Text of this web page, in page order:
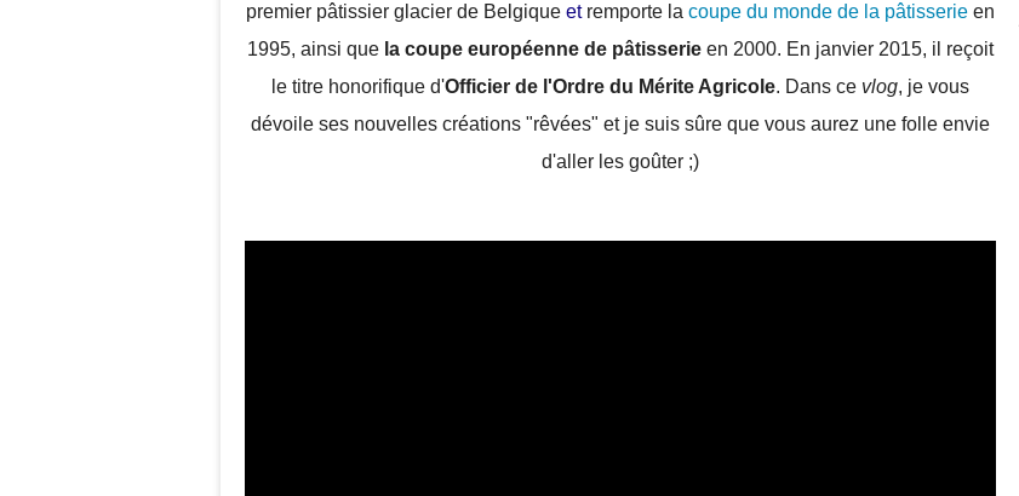
premier pâtissier glacier de Belgique etremporte la coupe du monde de la pâtisserie en
1995, ainsi que la coupe européenne de pâtisserie en 2000. En janvier 2015, il reçoit
le titre honorifique d'Officier de l'Ordre du Mérite Agricole. Dans ce vlog, je vous
dévoile ses nouvelles créations "rêvées" et je suis sûre que vous aurez une folle envie
d'aller les goûter ;)